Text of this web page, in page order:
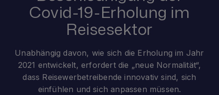
Covid-19-Erholung im
Reisesektor
Unabhängig davon, wie sich die Erholung im Jahr
2021 entwickelt, erfordert die „neue Normalität“,
dass Reisewerbetreibende innovativ sind, sich
einfühlen und sich anpassen müssen.